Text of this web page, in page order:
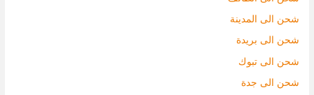
شحن الى المدينة
شحن الى بريدة
شحن الى تبوك
شحن الى جدة